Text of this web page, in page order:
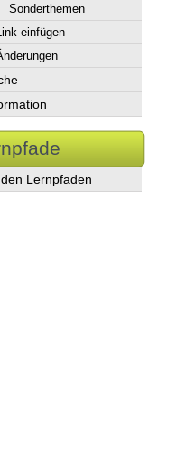
Sonderthemen
einfügen
Lernpfaden